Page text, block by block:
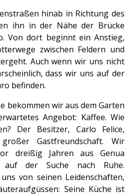
hinab in Richtung des
ihn in der Nähe der Brücke
Von dort beginnt ein Anstieg,
zwischen Feldern und
Auch wenn wir uns nicht
dass wir uns auf der
befinden.
bekommen wir aus dem Garten
Angebot: Kaffee. Wie
Der Besitzer, Carlo Felice,
Gastfreundschaft. Wir
dreißig Jahren aus Genua
auf der Suche nach Ruhe.
von seinen Leidenschaften,
Seine Küche ist